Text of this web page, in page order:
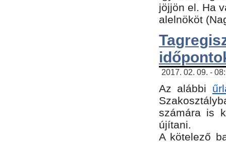
jöjjön el. Ha
alelnököt
2017. 02. 09. -
Az alábbi
számára is
újítani.
​A kötelező